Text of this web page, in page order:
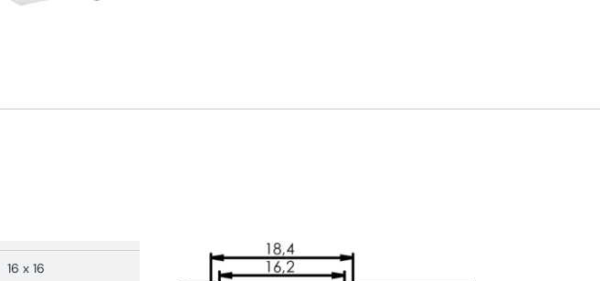
16 x 16